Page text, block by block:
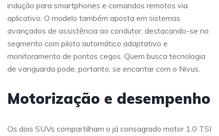
indução para smartphones e comandos remotos via
aplicativo. O modelo também aposta em sistemas
avançados de assistência ao condutor, destacando-se no
segmento com piloto automático adaptativo e
monitoramento de pontos cegos. Quem busca tecnologia
de vanguarda pode, portanto, se encantar com o Nivus.
Motorização e desempenho
Os dois SUVs compartilham o já consagrado motor 1.0 TSI